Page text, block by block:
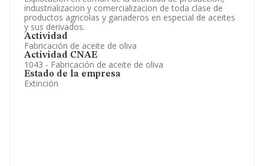
industrializacion y comercializacion de toda clase de
productos agricolas y ganaderos en especial de aceites
y sus derivados.
Actividad
Fabricación de aceite de oliva
Actividad CNAE
1043 - Fabricación de aceite de oliva
Estado de la empresa
Extinción